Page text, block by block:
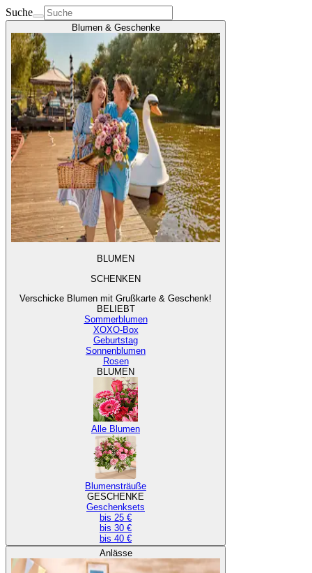
Suche
Blumen & Geschenke
BLUMEN
SCHENKEN
Verschicke Blumen mit Grußkarte & Geschenk!
BELIEBT
Sommerblumen
XOXO-Box
Geburtstag
Sonnenblumen
Rosen
BLUMEN
Alle Blumen
Blumensträuße
GESCHENKE
Geschenksets
bis 25 €
bis 30 €
bis 40 €
Anlässe